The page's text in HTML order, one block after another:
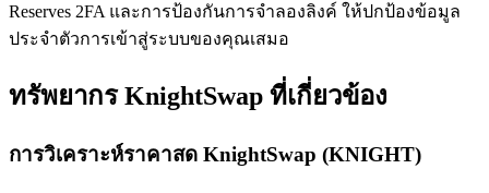
Reserves 2FA และการป้องกันการจำลองลิงค์ ให้ปกป้องข้อมูล
ประจำตัวการเข้าสู่ระบบของคุณเสมอ
ทรัพยากร KnightSwap ที่เกี่ยวข้อง
การวิเคราะห์ราคาสด KnightSwap (KNIGHT)